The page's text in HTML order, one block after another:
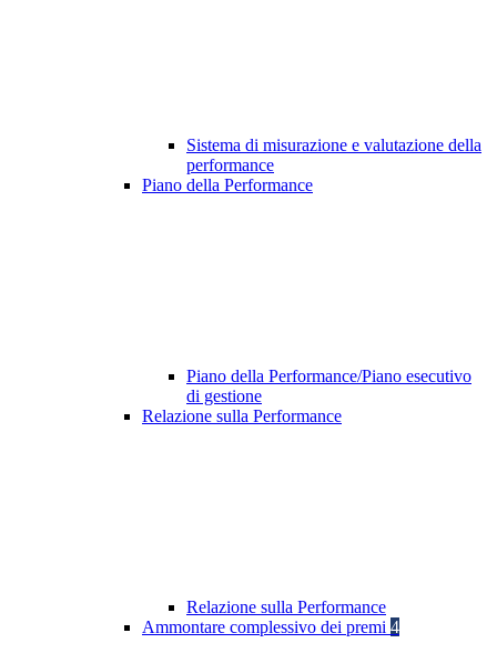
Sistema di misurazione e valutazione della
performance
Piano della Performance
Piano della Performance/Piano esecutivo
di gestione
Relazione sulla Performance
Relazione sulla Performance
Ammontare complessivo dei premi 4